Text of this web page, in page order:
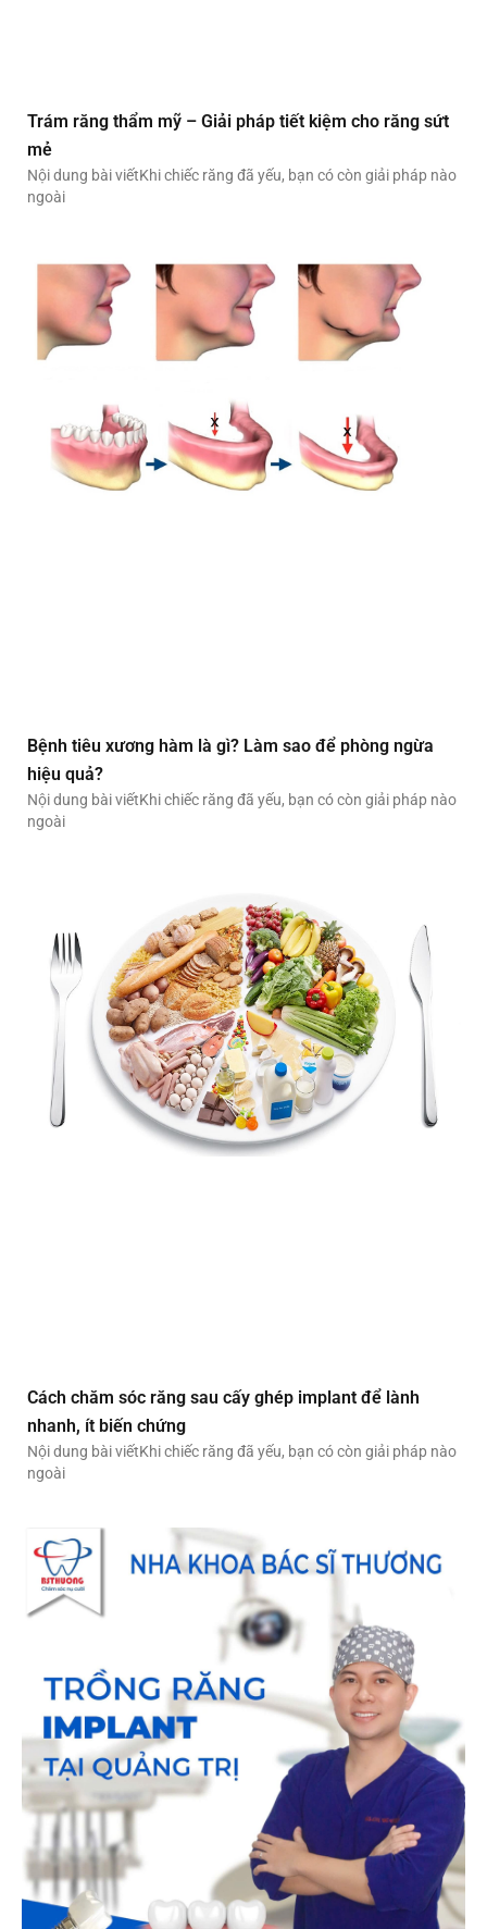
Trám răng thẩm mỹ – Giải pháp tiết kiệm cho răng sứt
mẻ
Nội dung bài viếtKhi chiếc răng đã yếu, bạn có còn giải pháp nào
ngoài
Bệnh tiêu xương hàm là gì? Làm sao để phòng ngừa
hiệu quả?
Nội dung bài viếtKhi chiếc răng đã yếu, bạn có còn giải pháp nào
ngoài
Cách chăm sóc răng sau cấy ghép implant để lành
nhanh, ít biến chứng
Nội dung bài viếtKhi chiếc răng đã yếu, bạn có còn giải pháp nào
ngoài